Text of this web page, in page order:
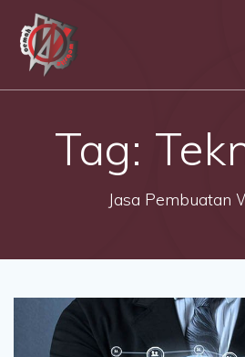
Tag:
Jasa Pembuatan